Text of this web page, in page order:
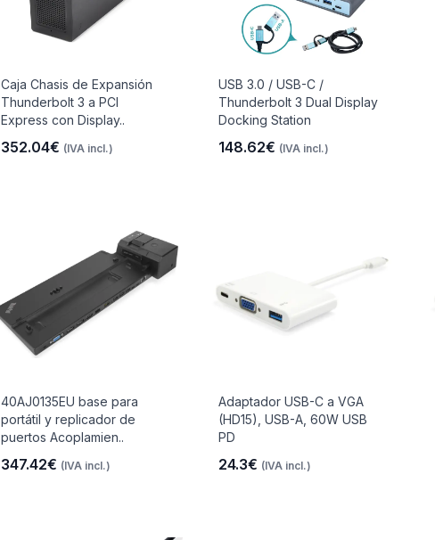
Caja Chasis de Expansión
Thunderbolt 3 a PCI
Express con Display..
352.04€ (IVA incl.)
USB 3.0 / USB-C /
Thunderbolt 3 Dual Display
Docking Station
148.62€ (IVA incl.)
40AJ0135EU base para
portátil y replicador de
puertos Acoplamien..
347.42€ (IVA incl.)
Adaptador USB-C a VGA
(HD15), USB-A, 60W USB
PD
24.3€ (IVA incl.)